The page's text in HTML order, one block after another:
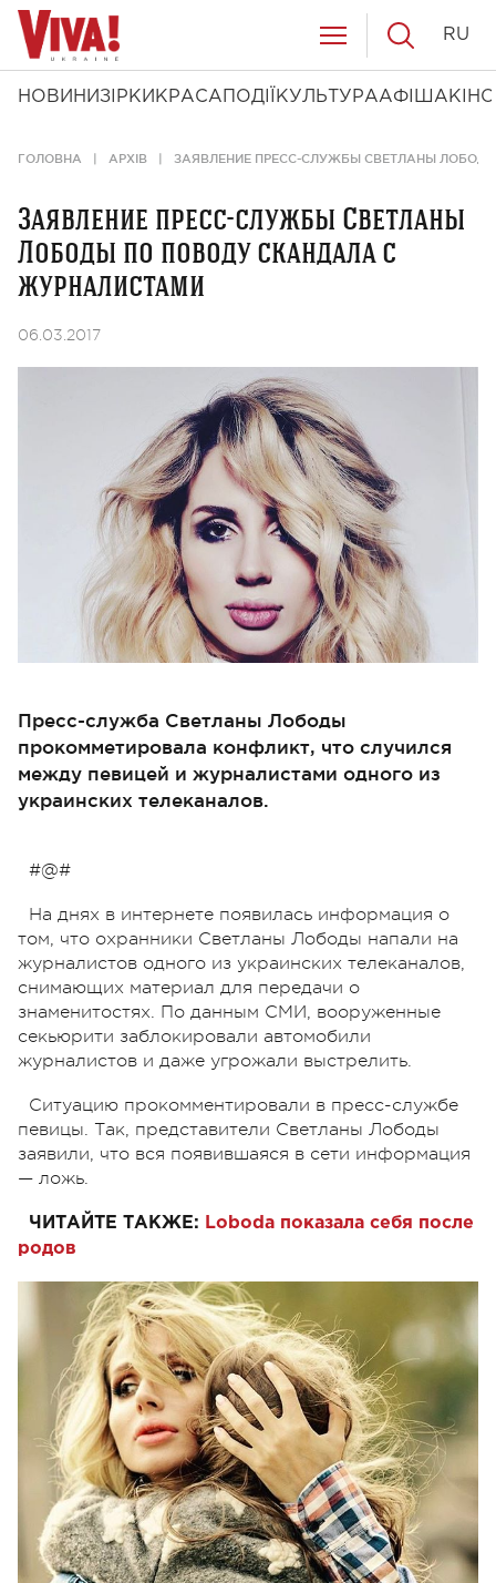
НОВИНИ ЗІРКИ КРАСА ПОДІЇ КУЛЬТУРААФІША КІНО
RU
ГОЛОВНА АРХІВ ЗАЯВЛЕНИЕ ПРЕСС-СЛУЖБЫ СВЕТЛАНЫ
Заявление пресс-службы Светланы
Лободы по поводу скандала с
журналистами
06.03.2017
Пресс-служба Светланы Лободы
прокомметировала конфликт, что случился
между певицей и журналистами одного из
украинских телеканалов.
#@#
На днях в интернете появилась информация о
том, что охранники Светланы Лободы напали на
журналистов одного из украинских телеканалов,
снимающих материал для передачи о
знаменитостях. По данным СМИ, вооруженные
секьюрити заблокировали автомобили
журналистов и даже угрожали выстрелить.
Ситуацию прокомментировали в пресс-службе
певицы. Так, представители Светланы Лободы
заявили, что вся появившаяся в сети информация
— ложь.
ЧИТАЙТЕ ТАКЖЕ: Loboda показала себя после
родов